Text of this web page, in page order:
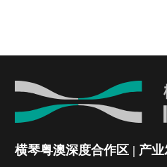
横琴粤澳深度合作区 | 产